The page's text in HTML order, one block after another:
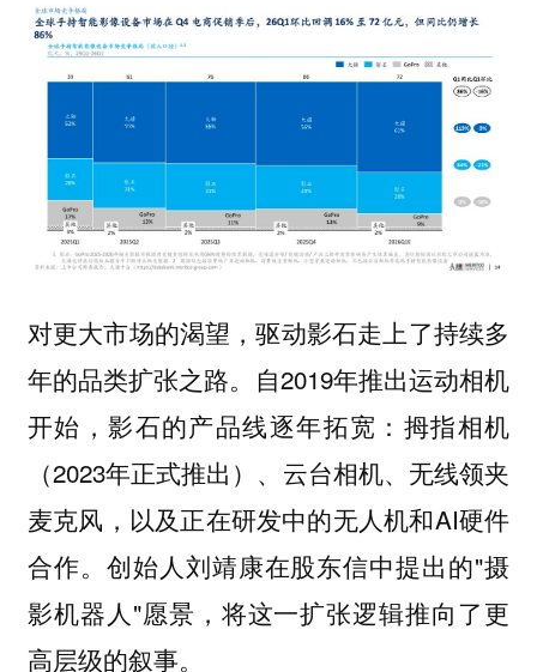
对更大市场的渴望，驱动影石走上了持续多
年的品类扩张之路。自2019年推出运动相机
开始，影石的产品线逐年拓宽：拇指相机
（2023年正式推出）、云台相机、无线领夹
麦克风，以及正在研发中的无人机和AI硬件
合作。创始人刘靖康在股东信中提出的"摄
影机器人"愿景，将这一扩张逻辑推向了更
高层级的叙事。